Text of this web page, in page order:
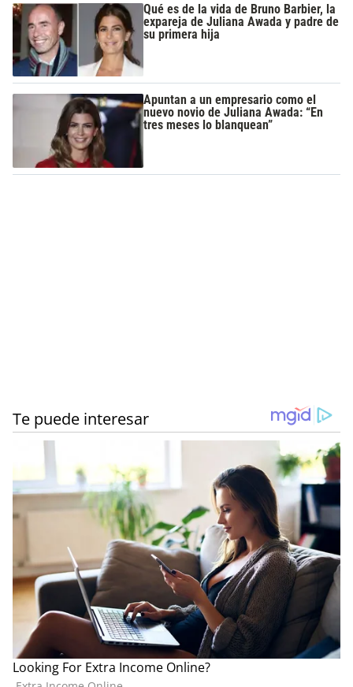
Qué es de la vida de Bruno Barbier, la
expareja de Juliana Awada y padre de
su primera hija
Apuntan a un empresario como el
nuevo novio de Juliana Awada: “En
tres meses lo blanquean”